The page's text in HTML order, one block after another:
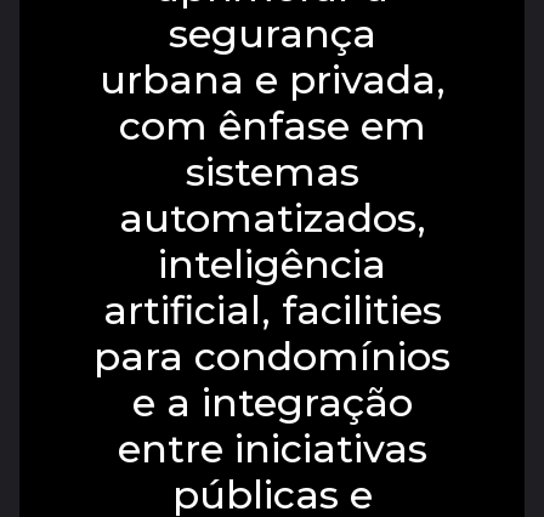
segurança
urbana e privada,
com ênfase em
sistemas
automatizados,
inteligência
artificial, facilities
para condomínios
e a integração
entre iniciativas
públicas e